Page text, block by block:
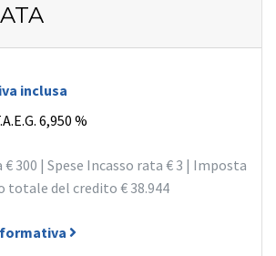
inclusa
6,950 %
€ 300 | Spese Incasso rata € 3 | Imposta
totale del credito € 38.944